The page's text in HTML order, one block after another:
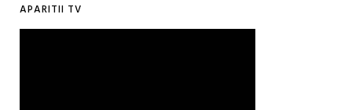
APARITII TV